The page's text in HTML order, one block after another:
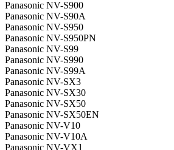
Panasonic NV-S900
Panasonic NV-S90A
Panasonic NV-S950
Panasonic NV-S950PN
Panasonic NV-S99
Panasonic NV-S990
Panasonic NV-S99A
Panasonic NV-SX3
Panasonic NV-SX30
Panasonic NV-SX50
Panasonic NV-SX50EN
Panasonic NV-V10
Panasonic NV-V10A
Panasonic NV-VX1